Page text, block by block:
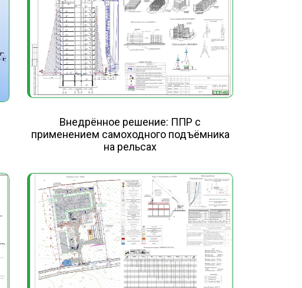
Внедрённое решение: ППР с
применением самоходного подъёмника
на рельсах